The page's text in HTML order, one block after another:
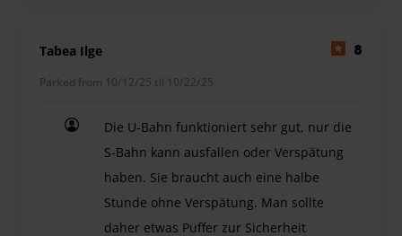
Tabea Ilge 8
Parked from 10/12/25 til 10/22/25
Die U-Bahn funktioniert sehr gut, nur die
S-Bahn kann ausfallen oder Verspätung
haben. Sie braucht auch eine halbe
Stunde ohne Verspätung. Man sollte
daher etwas Puffer zur Sicherheit